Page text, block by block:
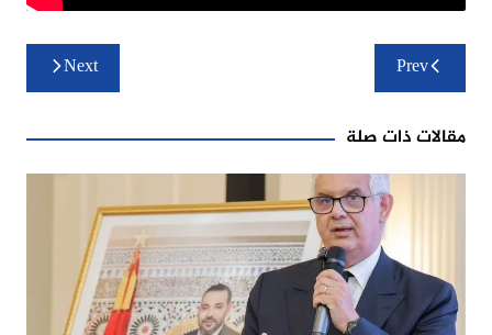
تصفّح
المقالاتPrev
Next
مقالات ذات صلة